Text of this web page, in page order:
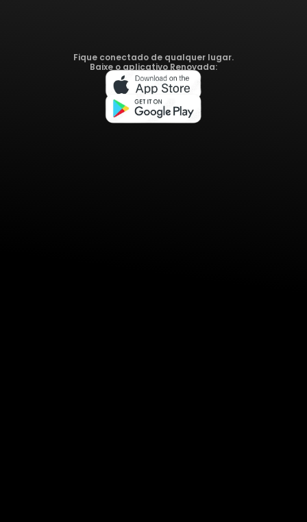
Fique conectado de qualquer lugar.
Baixe o aplicativo Renovada: